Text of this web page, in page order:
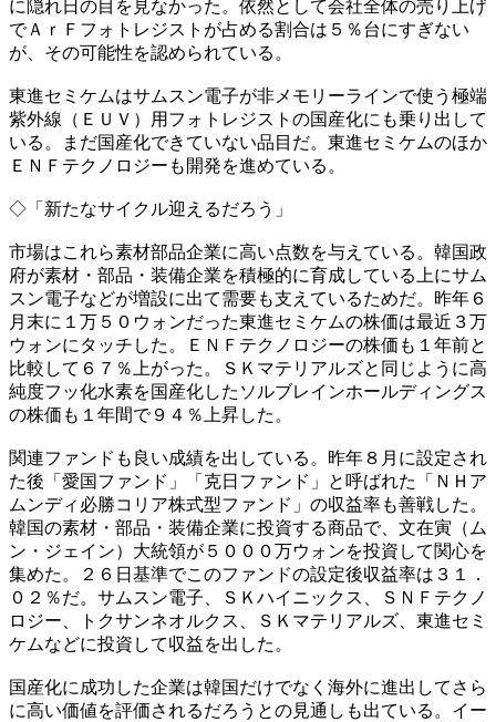
に隠れ日の目を見なかった。依然として会社全体の売り上げ
でＡｒＦフォトレジストが占める割合は５％台にすぎない
が、その可能性を認められている。
東進セミケムはサムスン電子が非メモリーラインで使う極端
紫外線（ＥＵＶ）用フォトレジストの国産化にも乗り出して
いる。まだ国産化できていない品目だ。東進セミケムのほか
ＥＮＦテクノロジーも開発を進めている。
◇「新たなサイクル迎えるだろう」
市場はこれら素材部品企業に高い点数を与えている。韓国政
府が素材・部品・装備企業を積極的に育成している上にサム
スン電子などが増設に出て需要も支えているためだ。昨年６
月末に１万５０ウォンだった東進セミケムの株価は最近３万
ウォンにタッチした。ＥＮＦテクノロジーの株価も１年前と
比較して６７％上がった。ＳＫマテリアルズと同じように高
純度フッ化水素を国産化したソルブレインホールディングス
の株価も１年間で９４％上昇した。
関連ファンドも良い成績を出している。昨年８月に設定され
た後「愛国ファンド」「克日ファンド」と呼ばれた「ＮＨア
ムンディ必勝コリア株式型ファンド」の収益率も善戦した。
韓国の素材・部品・装備企業に投資する商品で、文在寅（ム
ン・ジェイン）大統領が５０００万ウォンを投資して関心を
集めた。２６日基準でこのファンドの設定後収益率は３１．
０２％だ。サムスン電子、ＳＫハイニックス、ＳＮＦテクノ
ロジー、トクサンネオルクス、ＳＫマテリアルズ、東進セミ
ケムなどに投資して収益を出した。
国産化に成功した企業は韓国だけでなく海外に進出してさら
に高い価値を評価されるだろうとの見通しも出ている。イー